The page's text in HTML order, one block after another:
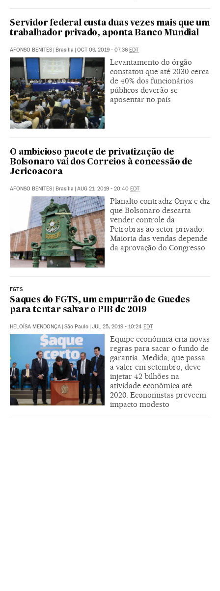
Servidor federal custa duas vezes mais que um
trabalhador privado, aponta Banco Mundial
AFONSO BENITES | Brasília | OCT 09, 2019 - 07:36 EDT
Levantamento do órgão
constatou que até 2030 cerca
de 40% dos funcionários
públicos deverão se
aposentar no país
O ambicioso pacote de privatização de
Bolsonaro vai dos Correios à concessão de
Jericoacora
AFONSO BENITES | Brasília | AUG 21, 2019 - 20:40 EDT
Planalto contradiz Onyx e diz
que Bolsonaro descarta
vender controle da
Petrobras ao setor privado.
Maioria das vendas depende
da aprovação do Congresso
FGTS
Saques do FGTS, um empurrão de Guedes
para tentar salvar o PIB de 2019
HELOÍSA MENDONÇA | São Paulo | JUL 25, 2019 - 10:24 EDT
Equipe econômica cria novas
regras para sacar o fundo de
garantia. Medida, que passa
a valer em setembro, deve
injetar 42 bilhões na
atividade econômica até
2020. Economistas preveem
impacto modesto